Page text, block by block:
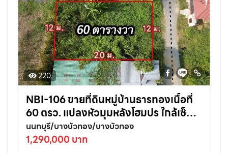
220
NBI-106 ขายที่ดินหมู่บ้านธารทองเนื้อที่
60 ตรว. แปลงหัวมุมหลังโฮมปร ใกล้เซ็น
ทรัลเวสเกต-4กม. อ.บางบัวทอง
จ.นนทบุรี
นนทบุรี/บางบัวทอง/บางบัวทอง
1,290,000 บาท